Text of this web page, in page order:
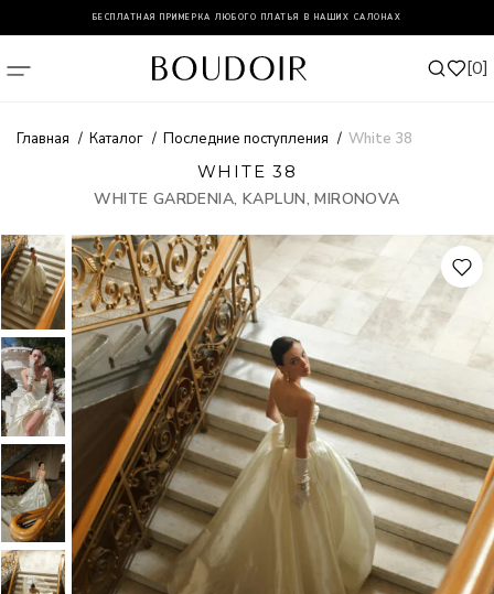
БЕСПЛАТНАЯ ПРИМЕРКА ЛЮБОГО ПЛАТЬЯ В НАШИХ САЛОНАХ
0
Главная Каталог Последние поступления White 38
WHITE 38
WHITE GARDENIA, KAPLUN, MIRONOVA